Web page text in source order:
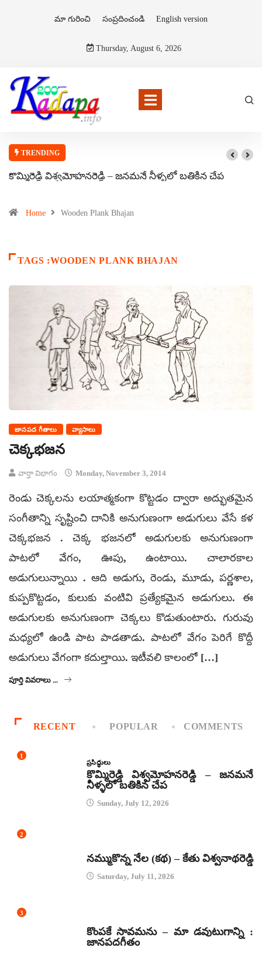
మా గురించి సంప్రదించండి English version
Thursday, August 6, 2026
TRENDING
కొమ్మిరెడ్డి విశ్వమోహనరెడ్డి – జనమనే నీళ్ళలో బతికిన చేప
Home Wooden Plank Bhajan
TAGS :WOODEN PLANK BHAJAN
జానపద గీతాలు వ్యాసాలు
చెక్కభజన
వార్తా విభాగం Monday, November 3, 2014
రెండు చెక్కలను లయాత్మకంగా కొట్టడం ద్వారా అద్భుతమైన
సంగీతాన్ని సృష్టించి దానికి అనుగుణంగా అడుగులు వేసే కళ
చెక్కభజన . చెక్క భజనలో అడుగులకు అనుగుణంగా
పాటలో వేగం, ఊపు, ఉంటాయి. చాలారకాల
అడుగులున్నాయి . ఆది అడుగు, రెండు, మూడు, పర్ణశాల,
కుప్పకొట్టడం, కులుకు వంటివి ప్రత్యేకమైన అడుగులు. ఈ
అడుగులకు అనుగుణంగా చెక్కలు కొడుతుంటారు. గురువు
మధ్యలో ఉండి పాట పాడతాడు. పాటలో వేగం పెరిగే కొద్దీ
అడుగులు వేగంగా కదుల్తాయి. ఇటీవలి కాలంలో […]
పూర్తి వివరాలు ...
RECENT POPULAR COMMENTS
1
ప్రసిద్ధులు
కొమ్మిరెడ్డి విశ్వమోహనరెడ్డి – జనమనే
నీళ్ళలో బతికిన చేప
Sunday, July 12, 2026
2
నమ్ముకొన్న నేల (కథ) – కేతు విశ్వనాథరెడ్డి
Saturday, July 11, 2026
3
కొంపకే సావమను – మా డవుటుగాన్ని :
జానపదగీతం